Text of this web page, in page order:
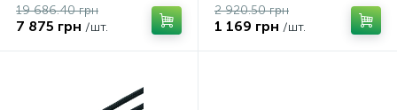
19 686.40 грн
7 875 грн /шт.
2 920.50 грн
1 169 грн /шт.